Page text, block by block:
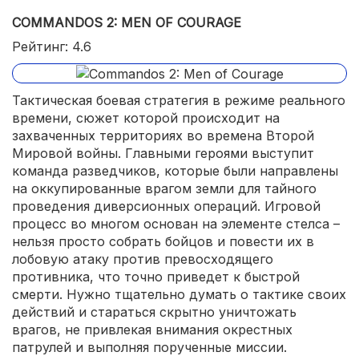
COMMANDOS 2: MEN OF COURAGE
Рейтинг: 4.6
Тактическая боевая стратегия в режиме реального
времени, сюжет которой происходит на
захваченных территориях во времена Второй
Мировой войны. Главными героями выступит
команда разведчиков, которые были направлены
на оккупированные врагом земли для тайного
проведения диверсионных операций. Игровой
процесс во многом основан на элементе стелса –
нельзя просто собрать бойцов и повести их в
лобовую атаку против превосходящего
противника, что точно приведет к быстрой
смерти. Нужно тщательно думать о тактике своих
действий и стараться скрытно уничтожать
врагов, не привлекая внимания окрестных
патрулей и выполняя порученные миссии.